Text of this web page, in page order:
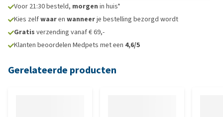
Voor 21:30 besteld, morgen in huis*
Kies zelfwaaren wanneerje bestelling bezorgd wordt
Gratis verzending vanaf € 69,-
Klanten beoordelen Medpets met een 4,6/5
Gerelateerde producten